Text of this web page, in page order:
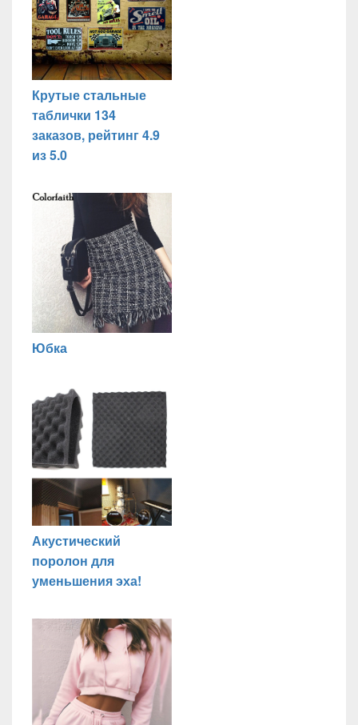
Крутые стальные
таблички 134
заказов, рейтинг 4.9
из 5.0
Юбка
Акустический
поролон для
уменьшения эха!